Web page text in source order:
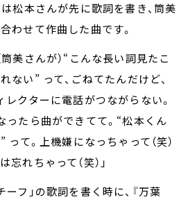
は松本さんが先に歌詞を書き、筒美
わせて作曲した曲です。
美さんが）“こんな長い詞見たこ
ない” って、ごねてたんだけど、
レクターに電話がつながらない。
ったら曲ができてて。“松本くん
て。上機嫌になっちゃって（笑）
れちゃって（笑）」
フ」の歌詞を書く時に、『万葉